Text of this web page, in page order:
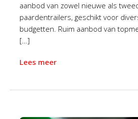
aanbod van zowel nieuwe als
paardentrailers, geschikt voor
budgetten. Ruim aanbod van
[…]
Lees meer